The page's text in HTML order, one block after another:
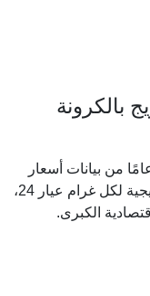
بالكرونة
المخطط التفاعلي ما يقرب من 20 عامًا من بيانات أسعار
الذهب التاريخية في النرويج بالكرونة النرويجية لكل غرام عيار 24،
الكبرى.